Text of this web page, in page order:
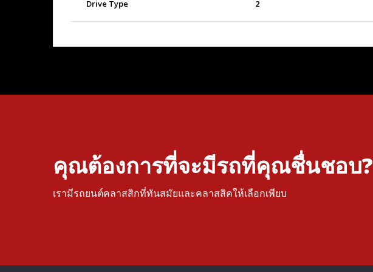
Drive Type 2
คุณต้องการที่จะมีรถที่คุณชื่นชอบ?
เรามีรถยนต์คลาสสิกที่ทันสมัยและคลาสสิคให้เลือกเพียบ